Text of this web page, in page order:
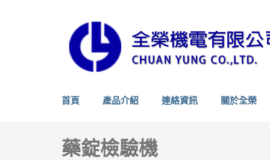
首頁 產品介紹 連絡資訊 關於全榮
藥錠檢驗機